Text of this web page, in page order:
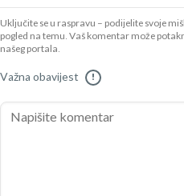
Uključite se u raspravu – podijelite svoje
pogled na temu. Vaš komentar može
našeg portala.
Važna obavijest !